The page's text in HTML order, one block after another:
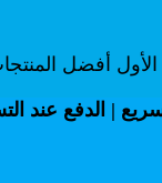
أفضل
| الدفع عند